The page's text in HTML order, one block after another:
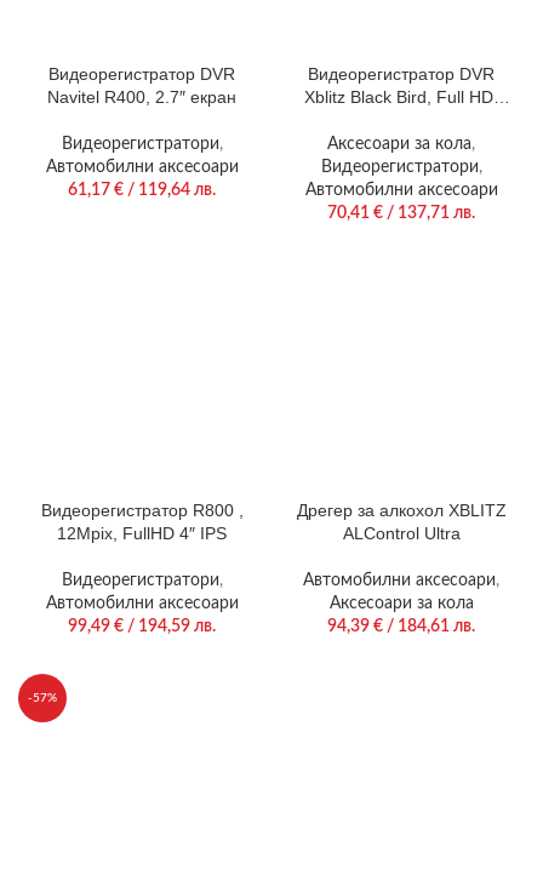
Видеорегистратор DVR
Navitel R400, 2.7″ екран
Видеорегистратори,
Автомобилни аксесоари
61,17 € / 119,64 лв.
Видеорегистратор DVR
Xblitz Black Bird, Full HD,
сензор
Аксесоари за кола,
Видеорегистратори,
Автомобилни аксесоари
70,41 € / 137,71 лв.
Видеорегистратор R800 ,
12Mpix, FullHD 4″ IPS
Видеорегистратори,
Автомобилни аксесоари
99,49 € / 194,59 лв.
Дрегер за алкохол XBLITZ
ALControl Ultra
Автомобилни аксесоари,
Аксесоари за кола
94,39 € / 184,61 лв.
-57%